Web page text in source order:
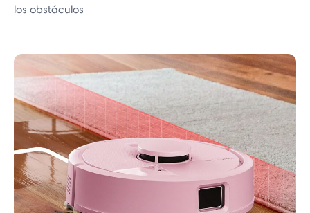
los obstáculos